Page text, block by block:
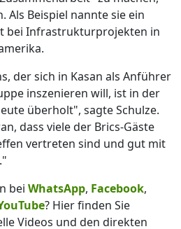
Als Beispiel nannte sie ein
bei Infrastrukturprojekten in
der sich in Kasan als Anführer
inszenieren will, ist in der
überholt", sagte Schulze.
dass viele der Brics-Gäste
vertreten sind und gut mit
bei WhatsApp, Facebook,
? Hier finden Sie
Videos und den direkten